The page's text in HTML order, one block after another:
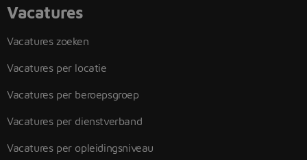
Vacatures
Vacatures zoeken
Vacatures per locatie
Vacatures per beroepsgroep
Vacatures per dienstverband
Vacatures per opleidingsniveau